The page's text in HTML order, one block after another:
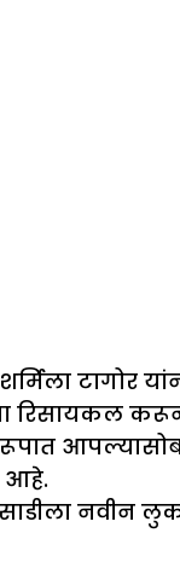
टागोर
रिसायकल
आहे.
साडीला नवीन